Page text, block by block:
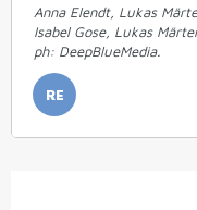
Anna Elendt, Lukas
Isabel Gose, Lukas
ph: DeepBlueMedia.
RE